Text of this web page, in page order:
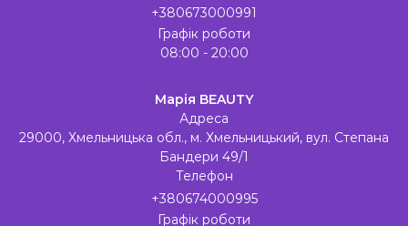
+380673000991
Графік роботи
08:00 - 20:00
Марія BEAUTY
Адреса
29000, Хмельницька обл., м. Хмельницький, вул. Степана
Бандери 49/1
Телефон
+380674000995
Графік роботи